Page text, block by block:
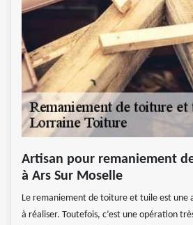
Artisan pour remaniement
à Ars Sur Moselle
Le remaniement de toiture et tuile est une
à réaliser. Toutefois, c’est une opération